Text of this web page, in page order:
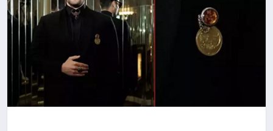
EĞITIM
SIYASET